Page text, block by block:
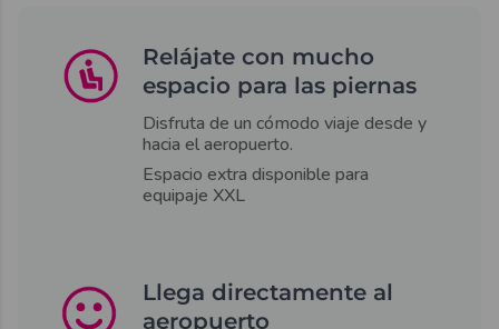
Relájate con mucho
espacio para las piernas
Disfruta de un cómodo viaje desde y
hacia el aeropuerto.
Espacio extra disponible para
equipaje XXL
Llega directamente al
aeropuerto